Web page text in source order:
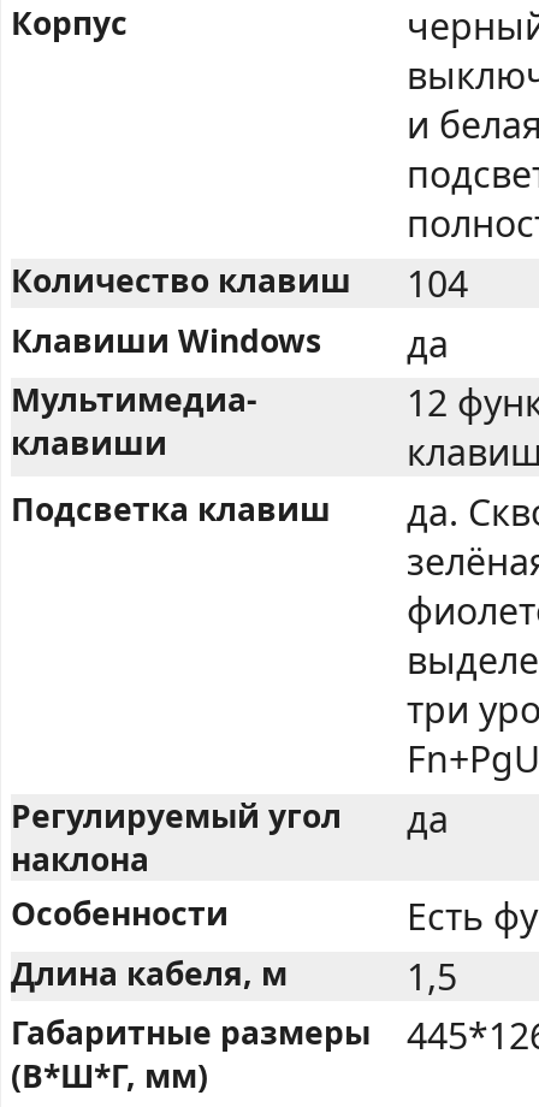
Корпус
и
Количество клавиш 104
Клавиши Windows да
Мультимедиа-
клавиши
12
Подсветка клавиш
да.
три
Регулируемый угол
наклона
да
Особенности Есть
Длина кабеля, м 1,5
Габаритные размеры
(В*Ш*Г, мм)